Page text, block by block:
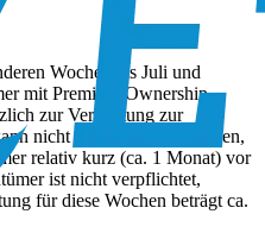
Wochen als Juli und
mit Premium Ownership
zur Vermietung zur
nicht berücksichtigt werden,
relativ kurz (ca. 1 Monat) vor
ist nicht verpflichtet,
für diese Wochen beträgt ca.